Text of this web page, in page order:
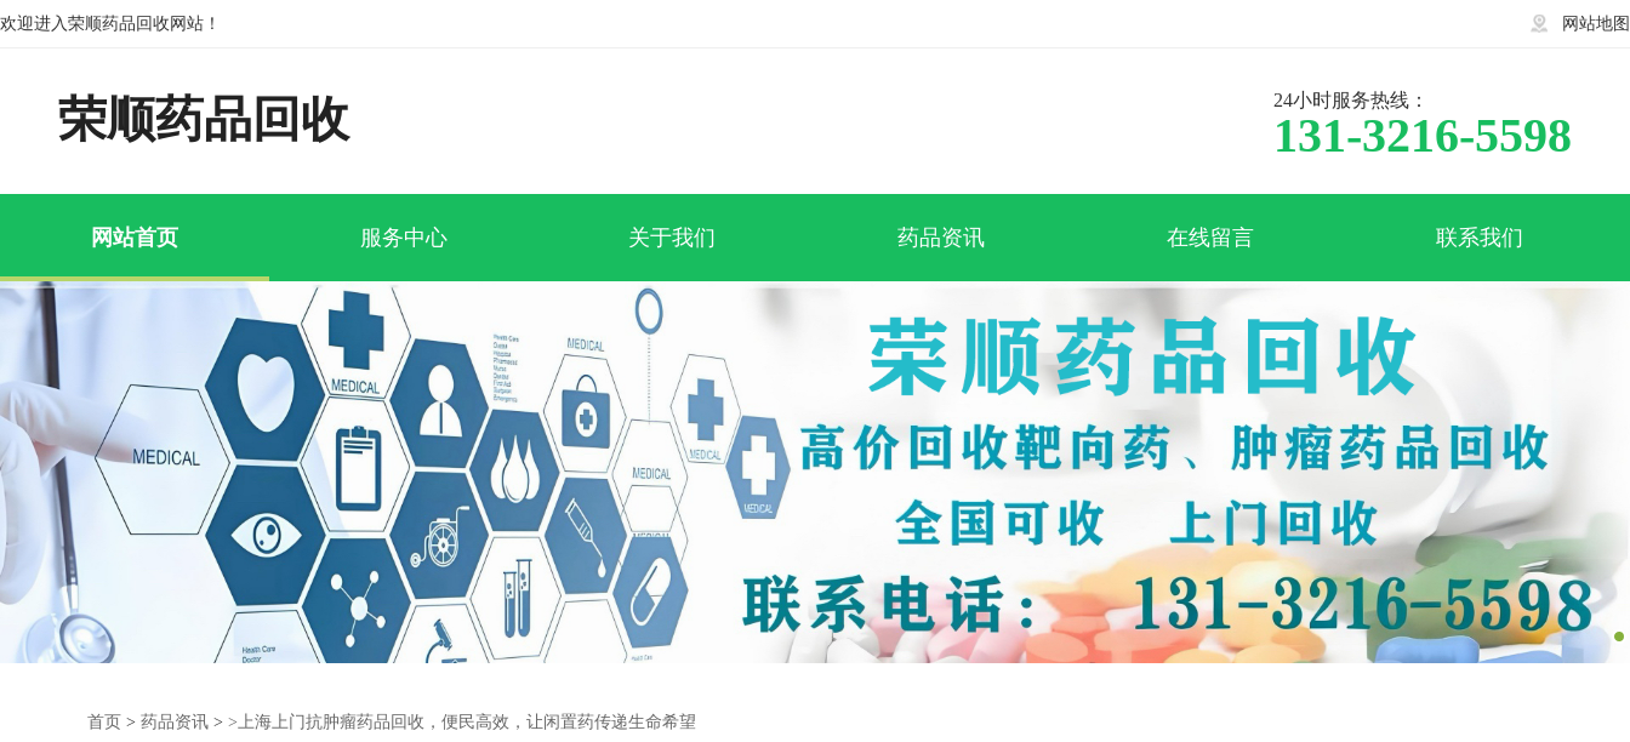
欢迎进入荣顺药品回收网站！ 网站地图
荣顺药品回收 24小时服务热线：
131-3216-5598
网站首页 服务中心 关于我们 药品资讯 在线留言 联系我们
首页 > 药品资讯 > >上海上门抗肿瘤药品回收，便民高效，让闲置药传递生命希望